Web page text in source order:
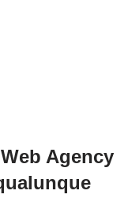
Agency